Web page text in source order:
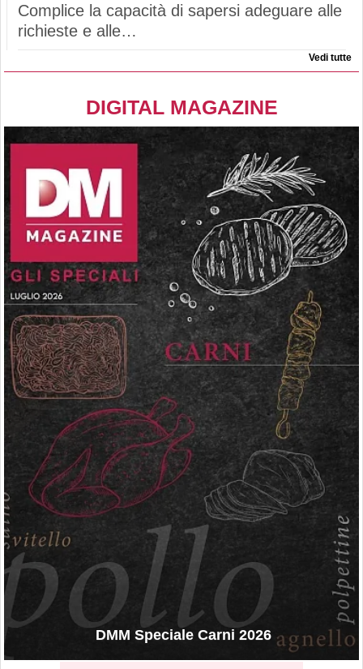
Complice la capacità di sapersi adeguare alle
richieste e alle…
Vedi tutte
DIGITAL MAGAZINE
DMM Speciale Carni 2026